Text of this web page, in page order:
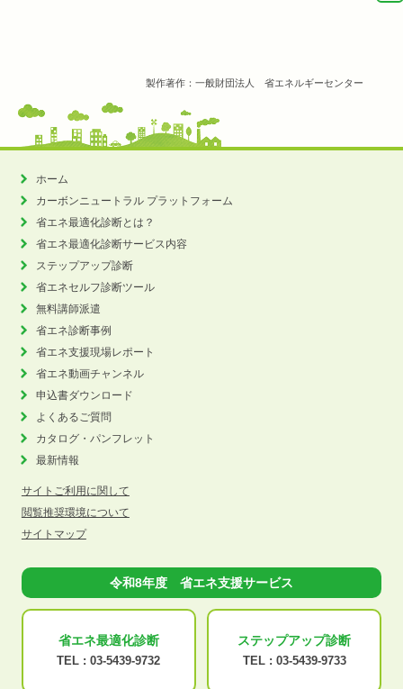
製作著作：一般財団法人 省エネルギーセンター
ホーム
カーボンニュートラル プラットフォーム
省エネ最適化診断とは？
省エネ最適化診断サービス内容
ステップアップ診断
省エネセルフ診断ツール
無料講師派遣
省エネ診断事例
省エネ支援現場レポート
省エネ動画チャンネル
申込書ダウンロード
よくあるご質問
カタログ・パンフレット
最新情報
サイトご利用に関して
閲覧推奨環境について
サイトマップ
令和8年度 省エネ支援サービス
省エネ最適化診断
TEL : 03-5439-9732
ステップアップ診断
TEL : 03-5439-9733